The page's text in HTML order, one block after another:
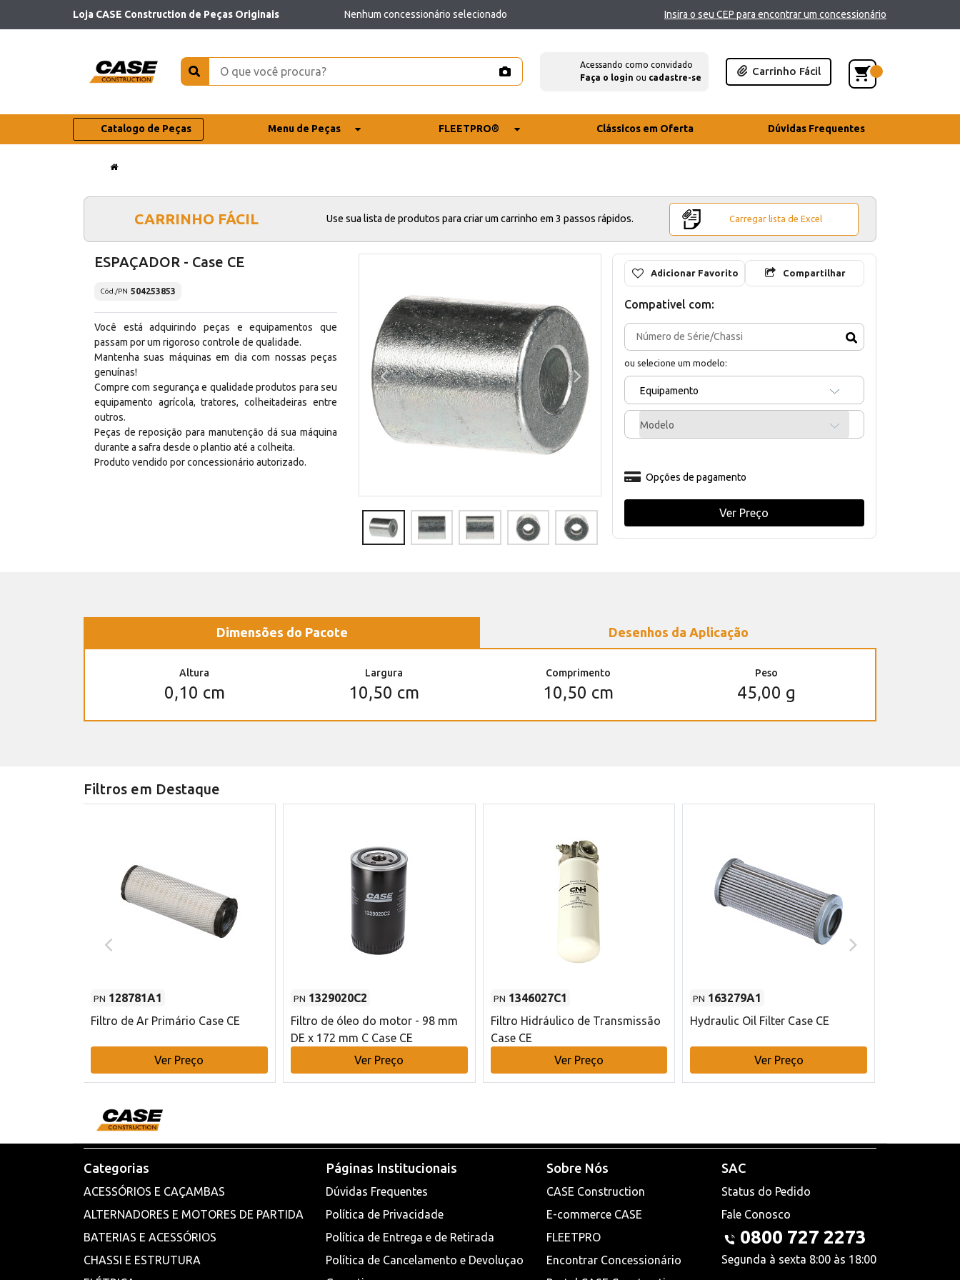
Loja CASE Construction de Peças Originais Nenhum concessionário selecionado Insira o seu CEP para encontrar um concessionário
Acessando como convidado
Faça o login ou cadastre-se
Carrinho Fácil
Catalogo de Peças Menu de Peças FLEETPRO® Clássicos em Oferta Dúvidas Frequentes
CARRINHO FÁCIL Use sua lista de produtos para criar um carrinho em 3 passos rápidos. Carregar lista de Excel
ESPAÇADOR - Case CE
Cód./PN 504253853
Você está adquirindo peças e equipamentos que
passam por um rigoroso controle de qualidade.
Mantenha suas máquinas em dia com nossas peças
genuínas!
Compre com segurança e qualidade produtos para seu
equipamento agrícola, tratores, colheitadeiras entre
outros.
Peças de reposição para manutenção dá sua máquina
durante a safra desde o plantio até a colheita.
Produto vendido por concessionário autorizado.
Adicionar Favorito Compartilhar
Compativel com:
ou selecione um modelo:
Equipamento
Modelo
Opções de pagamento
Ver Preço
Dimensões do Pacote Desenhos da Aplicação
Altura
0,10 cm
Largura
10,50 cm
Comprimento
10,50 cm
Peso
45,00 g
Filtros em Destaque
PN 128781A1
Filtro de Ar Primário Case CE
Ver Preço
PN 1329020C2
Filtro de óleo do motor - 98 mm
DE x 172 mm C Case CE
Ver Preço
PN 1346027C1
Filtro Hidráulico de Transmissão
Case CE
Ver Preço
PN 163279A1
Hydraulic Oil Filter Case CE
Ver Preço
Categorias
ACESSÓRIOS E CAÇAMBAS
ALTERNADORES E MOTORES DE PARTIDA
BATERIAS E ACESSÓRIOS
CHASSI E ESTRUTURA
Páginas Institucionais
Dúvidas Frequentes
Política de Privacidade
Política de Entrega e de Retirada
Política de Cancelamento e Devoluçao
Sobre Nós
CASE Construction
E-commerce CASE
FLEETPRO
Encontrar Concessionário
SAC
Status do Pedido
Fale Conosco
0800 727 2273
Segunda à sexta 8:00 às 18:00